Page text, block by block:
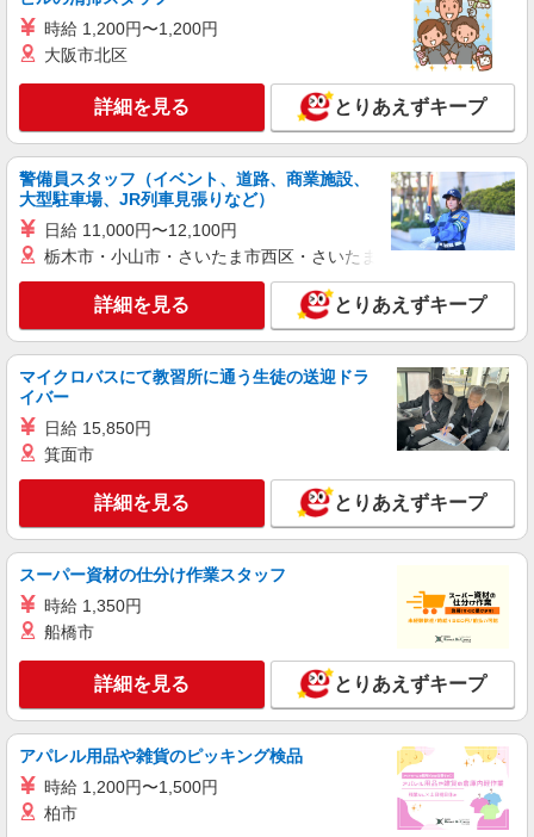
等
時給1550円〜2312円 ＜交通費全支給(ガソリ
東京都青梅市
キープ 詳細を見る
職業紹介
株式会社kotrio /●SW-S-2078230
シニア住宅のパートSTAFF◎日常のお手伝い
を担当！時短勤務OK
時給1550円〜2312円 ＜交通費全支給(ガソリ
ン代含む)＞
青梅市
詳細を見る
派遣社員
株式会社トラストグロース 新宿本社 第3営業部
特別養護老人ホームでの介護士
時給：初任者研修1550円/実務者研修1600円/介
護福祉士1650円 ※資格や経験などによる
東京都青梅市
株式会社kotrio /●TC-H-1992891
河辺駅⇒需要のある福祉業界で介護デビュー＊
資格支援あり
時給1600円〜2250円 ＜日払い有/週払い有/交
時給 1,200円〜1,200円
大阪市北区
詳細を見る とりあえずキープ
警備員スタッフ（イベント、道路、商業施設、
大型駐車場、JR列車見張りなど）
日給 11,000円〜12,100円
栃木市・小山市・さいたま市西区・さいたま市岩槻区・久喜市・
詳細を見る とりあえずキープ
マイクロバスにて教習所に通う生徒の送迎ドラ
イバー
日給 15,850円
箕面市
詳細を見る とりあえずキープ
スーパー資材の仕分け作業スタッフ
時給 1,350円
船橋市
詳細を見る とりあえずキープ
アパレル用品や雑貨のピッキング検品
時給 1,200円〜1,500円
柏市